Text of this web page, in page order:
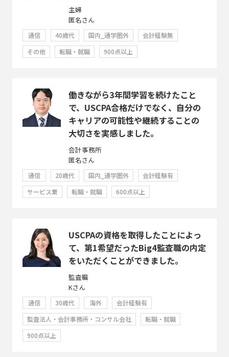
主婦
匿名さん
通信 40歳代 国内_通学圏外
会計経験無
その他
転職・就職 900点以上
働きながら3年間学習を続けたこと
で、USCPA合格だけでなく、自分の
キャリアの可能性や継続することの
大切さを実感しました。
会計事務所
匿名さん
通信 20歳代 国内_通学圏外
会計経験有
サービス業
転職・就職 600点以上
USCPAの資格を取得したことによっ
て、第1希望だったBig4監査職の内定
をいただくことができました。
監査職
Kさん
通信 30歳代 海外
会計経験有
監査法人・会計事務所・コンサル会社
転職・就職
900点以上